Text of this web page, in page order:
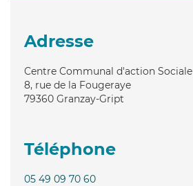
Adresse
Centre Communal d'action Sociale
8, rue de la Fougeraye
79360 Granzay-Gript
Téléphone
05 49 09 70 60